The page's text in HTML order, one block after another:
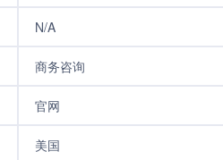
N/A
商务咨询
官网
美国